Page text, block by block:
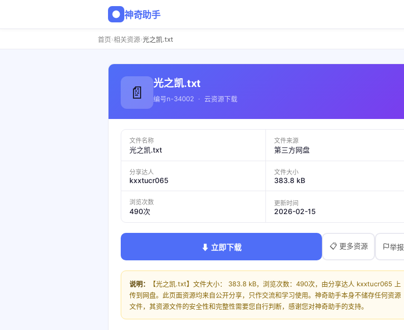
神奇助手
首页›相关资源›光之凯.txt
📄 光之凯.txt
编号n-34002 · 云资源下载
文件名称
光之凯.txt
文件来源
第三方网盘
分享达人
kxxtucr065
文件大小
383.8 kB
浏览次数
490次
更新时间
2026-02-15
⬇ 立即下载 📋 更多资源 举报
说明：
【光之凯.txt】文件大小： 383.8 kB，浏览次数：490次，由分享达人 kxxtucr065 上
传到网盘。此页面资源均来自公开分享，只作交流和学习使用。神奇助手本身不储存任何资源
文件，其资源文件的安全性和完整性需要您自行判断，感谢您对神奇助手的支持。